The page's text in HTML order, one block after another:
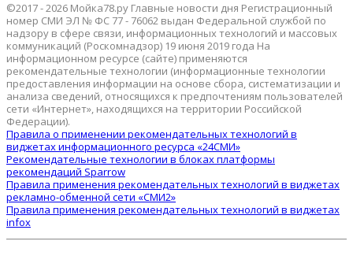
©2017 - 2026 Мойка78.ру Главные новости дня Регистрационный
номер СМИ ЭЛ № ФС 77 - 76062 выдан Федеральной службой по
надзору в сфере связи, информационных технологий и массовых
коммуникаций (Роскомнадзор) 19 июня 2019 года На
информационном ресурсе (сайте) применяются
рекомендательные технологии (информационные технологии
предоставления информации на основе сбора, систематизации и
анализа сведений, относящихся к предпочтениям пользователей
сети «Интернет», находящихся на территории Российской
Федерации).
Правила о применении рекомендательных технологий в
виджетах информационного ресурса «24СМИ»
Рекомендательные технологии в блоках платформы
рекомендаций Sparrow
Правила применения рекомендательных технологий в виджетах
рекламно-обменной сети «СМИ2»
Правила применения рекомендательных технологий в виджетах
infox